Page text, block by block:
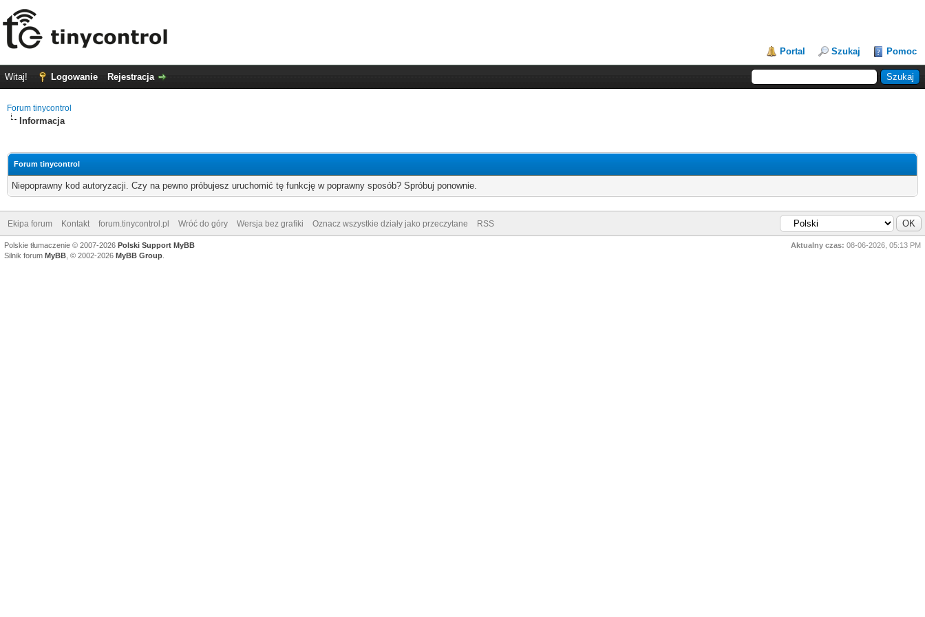
Portal Szukaj Pomoc
Witaj! Logowanie Rejestracja
Forum tinycontrol
Informacja
Forum tinycontrol
Niepoprawny kod autoryzacji. Czy na pewno próbujesz uruchomić tę funkcję w poprawny sposób? Spróbuj ponownie.
Ekipa forum Kontakt forum.tinycontrol.pl Wróć do góry Wersja bez grafiki Oznacz wszystkie działy jako przeczytane RSS
Aktualny czas: 08-06-2026, 05:13 PM
Polskie tłumaczenie © 2007-2026 Polski Support MyBB
Silnik forum MyBB , © 2002-2026 MyBB Group